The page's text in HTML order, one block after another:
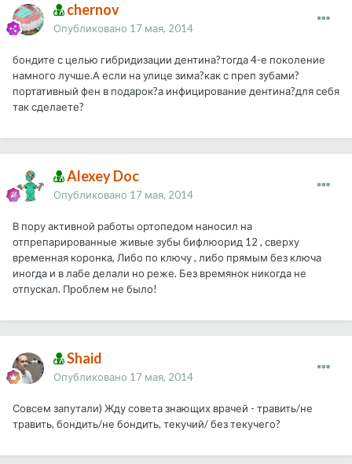
chernov
Опубликовано 17 мая, 2014
бондите с целью гибридизации дентина?тогда 4-е поколение
намного лучше.А если на улице зима?как с преп зубами?
портативный фен в подарок?а инфицирование дентина?для себя
так сделаете?
Alexey Doc
Опубликовано 17 мая, 2014
В пору активной работы ортопедом наносил на
отпрепарированные живые зубы бифлюорид 12 , сверху
временная коронка, Либо по ключу , либо прямым без ключа
иногда и в лабе делали но реже. Без времянок никогда не
отпускал. Проблем не было!
Shaid
Опубликовано 17 мая, 2014
Совсем запутали) Жду совета знающих врачей - травить/не
травить, бондить/не бондить, текучий/ без текучего?